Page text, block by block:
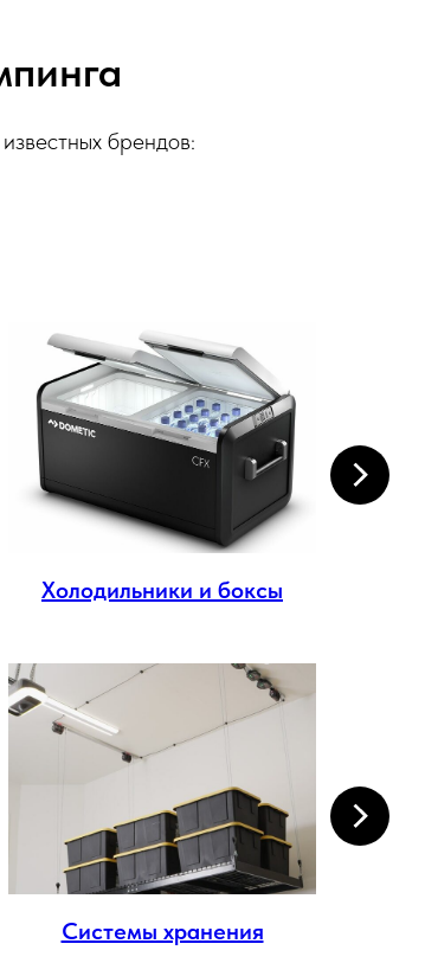
брендов:
Холодильники и боксы
Системы хранения